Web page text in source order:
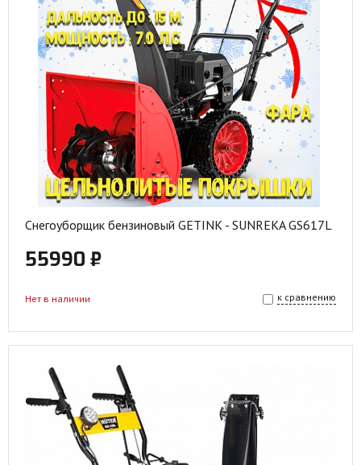
Снегоуборщик бензиновый GETINK - SUNREKA GS617L
55990 ₽
к сравнению
Нет в наличии